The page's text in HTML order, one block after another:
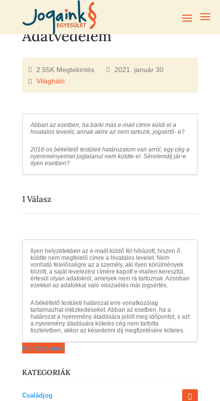
Adatvédelem
2.55K Megtekintés
2021. január 30
Világháló
Abban az esetben, ha bárki más e-mail címre küldi el a
hivatalos levelét, annak akire az nem tartozik, jogsértő- e?
2016-os békéltető testületi határozatom van arról, egy cég a
nyereményeimet jogtalanul nem küldte el. Sérelemdíj jár-e
ilyen esetben?
1Válasz
Ilyen helyzetekben az e-mailt küldő fél hibázott, hiszen ő
küldte nem megfelelő címre a hivatalos levelet. Nem
vonható felelősségre az a személy, aki ilyen körülmények
között, a saját levelezési címére kapott e-mailen keresztül,
értesül olyan adatokról, amelyek nem rá tartoznak. Azonban
ezekkel az adatokkal való visszaélés már jogsértés.
A békéltető testületi határozat erre vonatkozólag
tartalmazhat intézkedéseket. Abban az esetben, ha a
határozat a nyeremény átadására jelölt meg időpontot, s azt
a nyeremény átadására köteles cég nem tartotta
tiszteletben, akkor az késedelmi díj megfizetésére köteles.
Kérdezz most
KATEGORIÁK
Családjog